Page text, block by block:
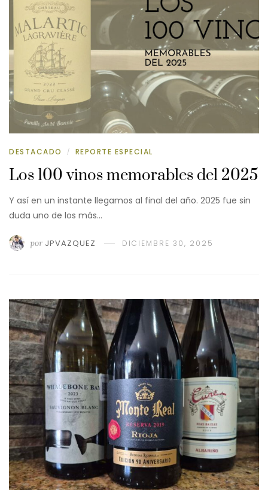
DESTACADO / REPORTE ESPECIAL
Los 100 vinos memorables del 2025
Y así en un instante llegamos al final del año. 2025 fue sin
duda uno de los más…
por JPVAZQUEZ DICIEMBRE 30, 2025